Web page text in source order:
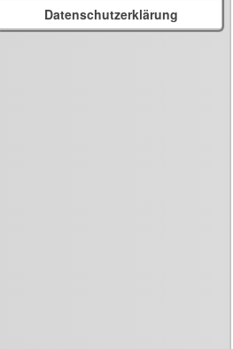
Datenschutzerklärung